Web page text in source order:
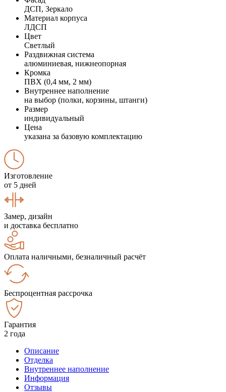
ДСП, Зеркало
Материал корпуса
ЛДСП
Цвет
Светлый
Раздвижная система
алюминиевая, нижнеопорная
Кромка
ПВХ (0,4 мм, 2 мм)
Внутреннее наполнение
на выбор (полки, корзины, штанги)
Размер
индивидуальный
Цена
указана за базовую комплектацию
Изготовление
от 5 дней
Замер, дизайн
и доставка бесплатно
Оплата наличными, безналичный расчёт
Беспроцентная рассрочка
Гарантия
2 года
Описание
Отделка
Внутреннее наполнение
Информация
Отзывы